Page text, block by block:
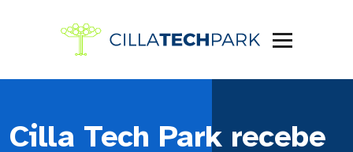
Cilla Tech Park recebe